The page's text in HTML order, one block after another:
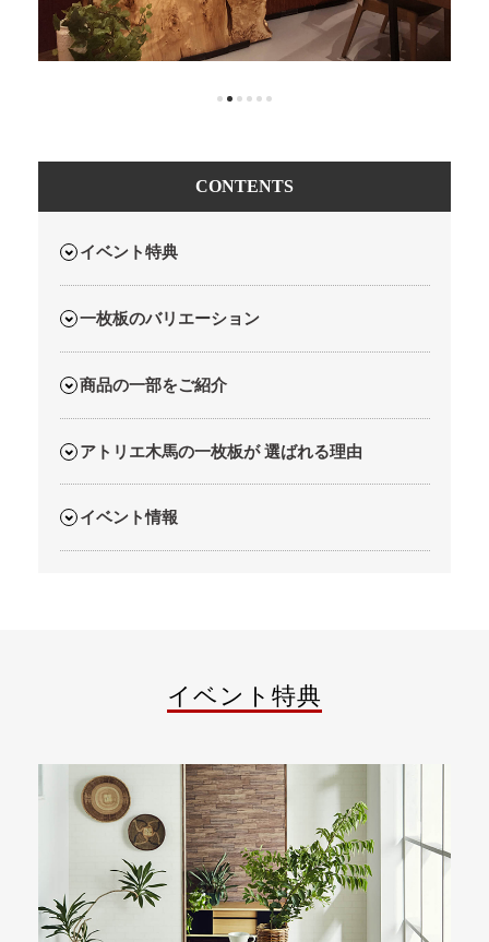
CONTENTS
イベント特典
一枚板のバリエーション
商品の一部をご紹介
アトリエ木馬の一枚板が 選ばれる理由
イベント情報
イベント特典